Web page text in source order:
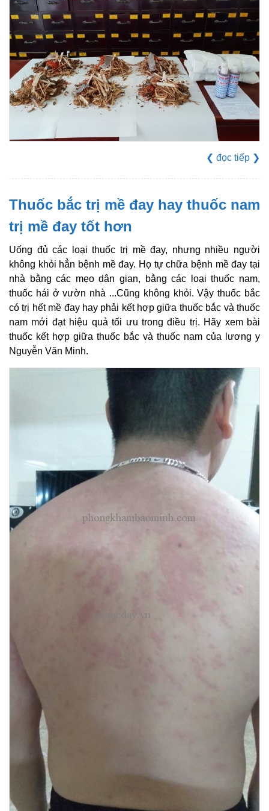
❮ đọc tiếp ❯
Thuốc bắc trị mề đay hay thuốc nam
trị mề đay tốt hơn
Uống đủ các loại thuốc trị mề đay, nhưng nhiều người
không khỏi hẳn bệnh mề đay. Họ tự chữa bệnh mề đay tại
nhà bằng các mẹo dân gian, bằng các loại thuốc nam,
thuốc hái ở vườn nhà ...Cũng không khỏi. Vậy thuốc bắc
có trị hết mề đay hay phải kết hợp giữa thuốc bắc và thuốc
nam mới đạt hiệu quả tối ưu trong điều trị. Hãy xem bài
thuốc kết hợp giữa thuốc bắc và thuốc nam của lương y
Nguyễn Văn Minh.